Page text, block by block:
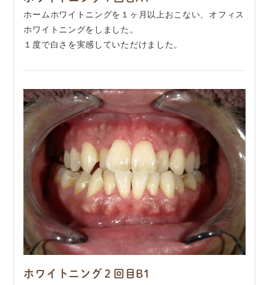
ホームホワイトニングを１ヶ月以上おこない、オフィス
ホワイトニングをしました。
１度で白さを実感していただけました。
ホワイトニング２回目B1